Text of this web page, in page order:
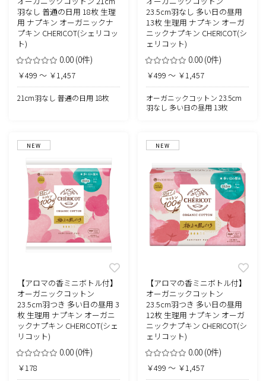
羽なし 普通の日用 18枚 生理
用 ナプキン オーガニックナ
プキン CHERICOT(シェリコッ
ト)
0.00 (0件)
￥499 ～ ￥1,457
21cm羽なし 普通の日用 18枚
23.5cm羽なし 多い日の昼用
13枚 生理用 ナプキン オーガ
ニックナプキン CHERICOT(シ
ェリコット)
0.00 (0件)
￥499 ～ ￥1,457
オーガニックコットン 23.5cm
羽なし 多い日の昼用 13枚
NEW
【アロマの香ミニボトル付】
オーガニックコットン
23.5cm羽つき 多い日の昼用 3
枚 生理用 ナプキン オーガニ
ックナプキン CHERICOT(シェ
リコット)
0.00 (0件)
￥178
NEW
【アロマの香ミニボトル付】
オーガニックコットン
23.5cm羽つき 多い日の昼用
12枚 生理用 ナプキン オーガ
ニックナプキン CHERICOT(シ
ェリコット)
0.00 (0件)
￥499 ～ ￥1,457